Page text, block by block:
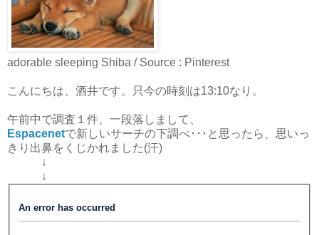
adorable sleeping Shiba / Source : Pinterest
こんにちは、酒井です。只今の時刻は13:10なり。
午前中で調査１件、一段落しまして、
Espacenetで新しいサーチの下調べ･･･と思ったら、思いっ
きり出鼻をくじかれました(汗)
↓
↓
An error has occurred